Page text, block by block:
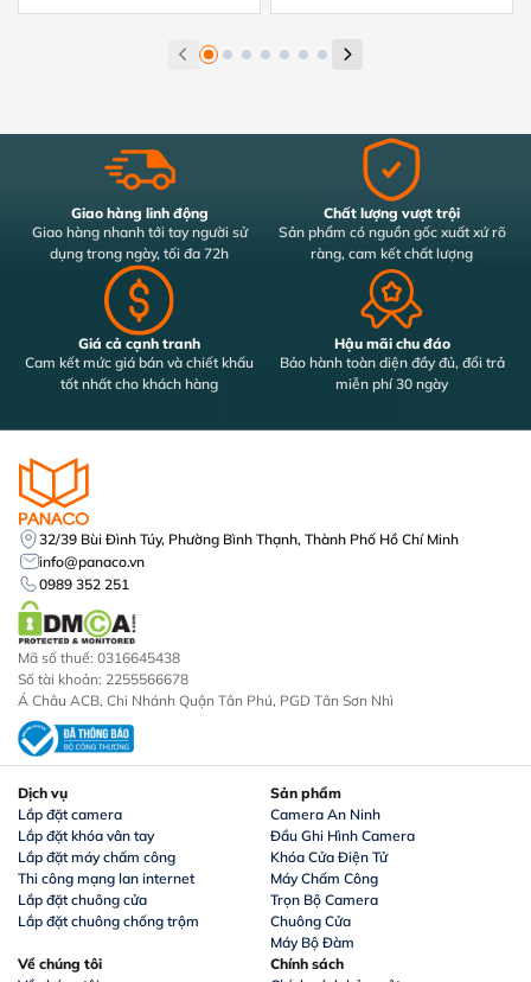
Giao hàng linh động
Giao hàng nhanh tới tay người sử
dụng trong ngày, tối đa 72h
Chất lượng vượt trội
Sản phẩm có nguồn gốc xuất xứ rõ
ràng, cam kết chất lượng
Giá cả cạnh tranh
Cam kết mức giá bán và chiết khấu
tốt nhất cho khách hàng
Hậu mãi chu đáo
Bảo hành toàn diện đầy đủ, đổi trả
miễn phí 30 ngày
Về chúng tôi
Dịch vụ
Lắp đặt camera
Lắp đặt khóa vân tay
Lắp đặt máy chấm công
Thi công mạng lan internet
Lắp đặt chuông cửa
Lắp đặt chuông chống trộm
Sản phẩm
Camera An Ninh
Đầu Ghi Hình Camera
Khóa Cửa Điện Tử
Máy Chấm Công
Trọn Bộ Camera
Chuông Cửa
Máy Bộ Đàm
Chính sách
32/39 Bùi Đình Túy, Phường Bình Thạnh, Thành Phố Hồ Chí Minh
info@panaco.vn
0989 352 251
Mã số thuế: 0316645438
Số tài khoản: 2255566678
Á Châu ACB, Chi Nhánh Quận Tân Phú, PGD Tân Sơn Nhì